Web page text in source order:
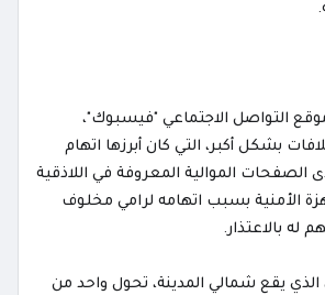
التواصل الاجتماعي "فيسبوك"،
بشكل أكبر، التي كان أبرزها اتهام
الصفحات الموالية المعروفة في اللاذقية
الأمنية بسبب اتهامه لرامي مخلوف
له بالاعتذار.
الذي يقع شمالي المدينة، تحول واحد من